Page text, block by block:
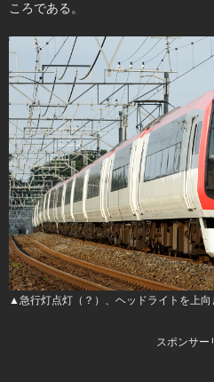
ころである。
▲急行灯点灯（？）、ヘッドライトを上
スポンサー